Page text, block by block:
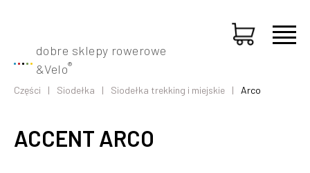
dobre sklepy rowerowe
&Velo®
Części Siodełka Siodełka trekking i miejskie Arco
ACCENT ARCO